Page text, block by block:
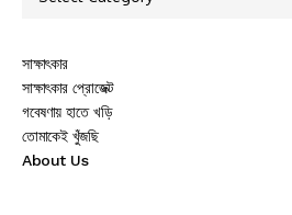
সাক্ষাৎকার
সাক্ষাৎকার প্রোজেক্ট
গবেষণায় হাতে খড়ি
তোমাকেই খুঁজছি
About Us